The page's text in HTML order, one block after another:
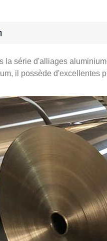
la série d'alliages
il possède